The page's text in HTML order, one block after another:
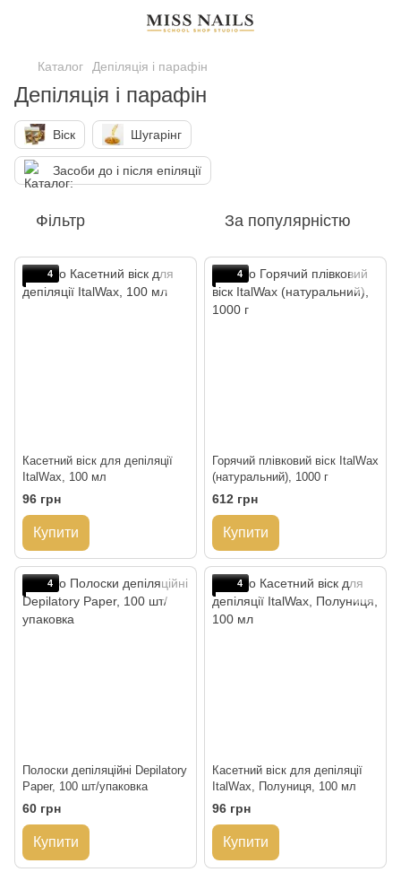
Каталог Депіляція і парафін
Депіляція і парафін
Віск Шугарінг
Засоби до і після епіляції
Фільтр За популярністю
4
Касетний віск для депіляції
ItalWax, 100 мл
96 грн
Купити
4
Горячий плівковий віск ItalWax
(натуральний), 1000 г
612 грн
Купити
4
Полоски депіляційні Depilatory
Paper, 100 шт/упаковка
60 грн
Купити
4
Касетний віск для депіляції
ItalWax, Полуниця, 100 мл
96 грн
Купити